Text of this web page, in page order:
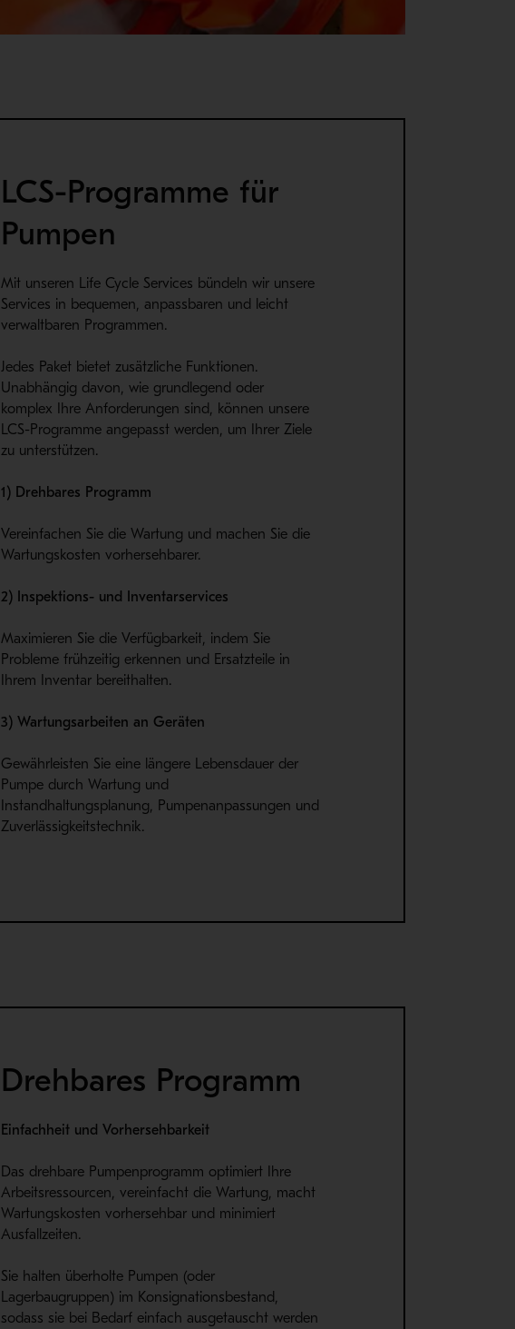
LCS-Programme für
Pumpen
Mit unseren Life Cycle Services bündeln wir unsere
Services in bequemen, anpassbaren und leicht
verwaltbaren Programmen.
Jedes Paket bietet zusätzliche Funktionen.
Unabhängig davon, wie grundlegend oder
komplex Ihre Anforderungen sind, können unsere
LCS-Programme angepasst werden, um Ihrer Ziele
zu unterstützen.
1) Drehbares Programm
Vereinfachen Sie die Wartung und machen Sie die
Wartungskosten vorhersehbarer.
2) Inspektions- und Inventarservices
Maximieren Sie die Verfügbarkeit, indem Sie
Probleme frühzeitig erkennen und Ersatzteile in
Ihrem Inventar bereithalten.
3) Wartungsarbeiten an Geräten
Gewährleisten Sie eine längere Lebensdauer der
Pumpe durch Wartung und
Instandhaltungsplanung, Pumpenanpassungen und
Zuverlässigkeitstechnik.
Drehbares Programm
Einfachheit und Vorhersehbarkeit
Das drehbare Pumpenprogramm optimiert Ihre
Arbeitsressourcen, vereinfacht die Wartung, macht
Wartungskosten vorhersehbar und minimiert
Ausfallzeiten.
Sie halten überholte Pumpen (oder
Lagerbaugruppen) im Konsignationsbestand,
sodass sie bei Bedarf einfach ausgetauscht werden